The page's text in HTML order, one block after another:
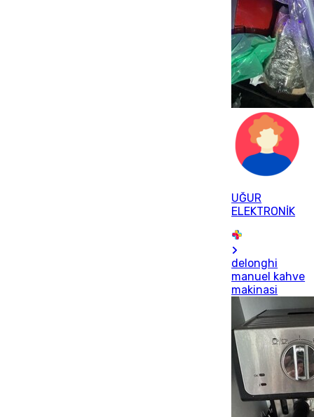
UĞUR
ELEKTRONİK
delonghi
manuel kahve
makinasi